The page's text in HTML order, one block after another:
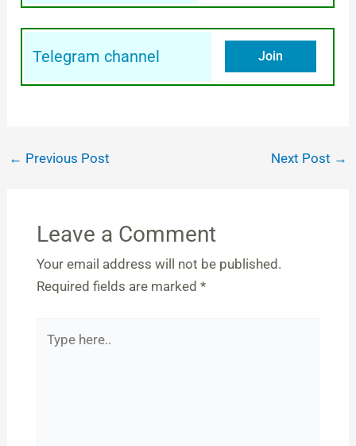
Telegram channel Join
← Previous Post Next Post →
Leave a Comment
Your email address will not be published.
Required fields are marked *
here..